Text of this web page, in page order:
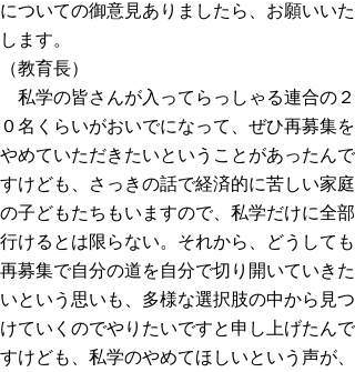
についての御意見ありましたら、お願いいた
します。
（教育長）
私学の皆さんが入ってらっしゃる連合の２
０名くらいがおいでになって、ぜひ再募集を
やめていただきたいということがあったんで
すけども、さっきの話で経済的に苦しい家庭
の子どもたちもいますので、私学だけに全部
行けるとは限らない。それから、どうしても
再募集で自分の道を自分で切り開いていきた
いという思いも、多様な選択肢の中から見つ
けていくのでやりたいですと申し上げたんで
すけども、私学のやめてほしいという声が、